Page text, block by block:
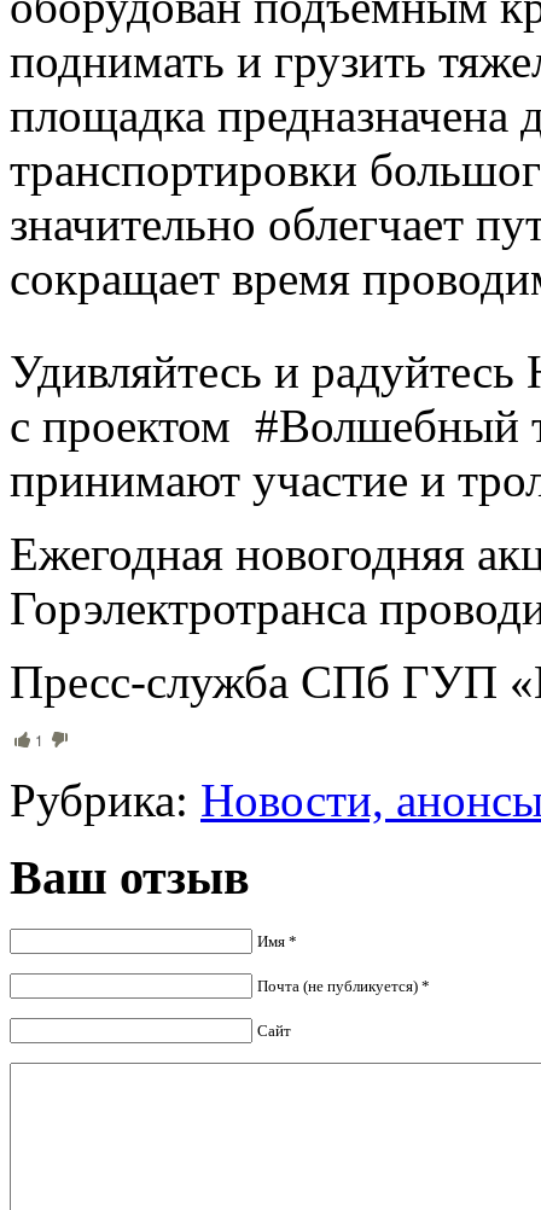
поднимать и грузить
площадка предназначена
транспортировки
значительно облегчает
сокращает время
Удивляйтесь и
с проектом #Волшебный
принимают участие и
Ежегодная новогодняя
Горэлектротранса
Пресс-служба СПб ГУП
1
Рубрика: Новости,
Ваш отзыв
Имя *
Почта (не публикуется) *
Сайт